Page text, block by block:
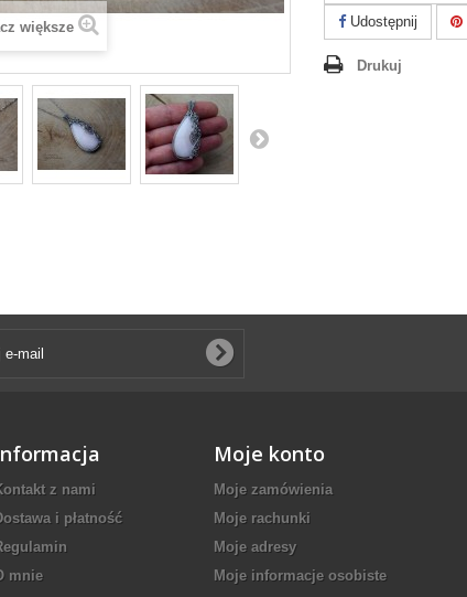
większe Udostępnij
Drukuj
z nami
i płatność
mnie
Moje konto
Moje zamówienia
Moje rachunki
Moje adresy
Moje informacje osobiste